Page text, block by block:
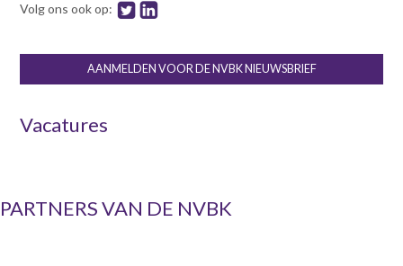
Volg ons ook op:
AANMELDEN VOOR DE NVBK NIEUWSBRIEF
Vacatures
PARTNERS VAN DE NVBK